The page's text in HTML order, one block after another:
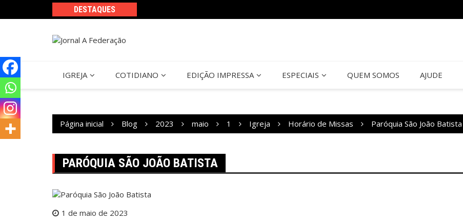
DESTAQUES
IGREJA COTIDIANO EDIÇÃO IMPRESSA ESPECIAIS QUEM SOMOS AJUDE
Página inicial Blog 2023 maio 1 Igreja Horário de Missas Paróquia São João Batista
PARÓQUIA SÃO JOÃO BATISTA
1 de maio de 2023